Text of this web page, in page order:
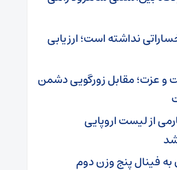
نداشته است؛ ارزیابی
و عزت؛ مقابل زورگویی دشمن
از لیست اروپایی
ایران به فینال پنج وزن دوم